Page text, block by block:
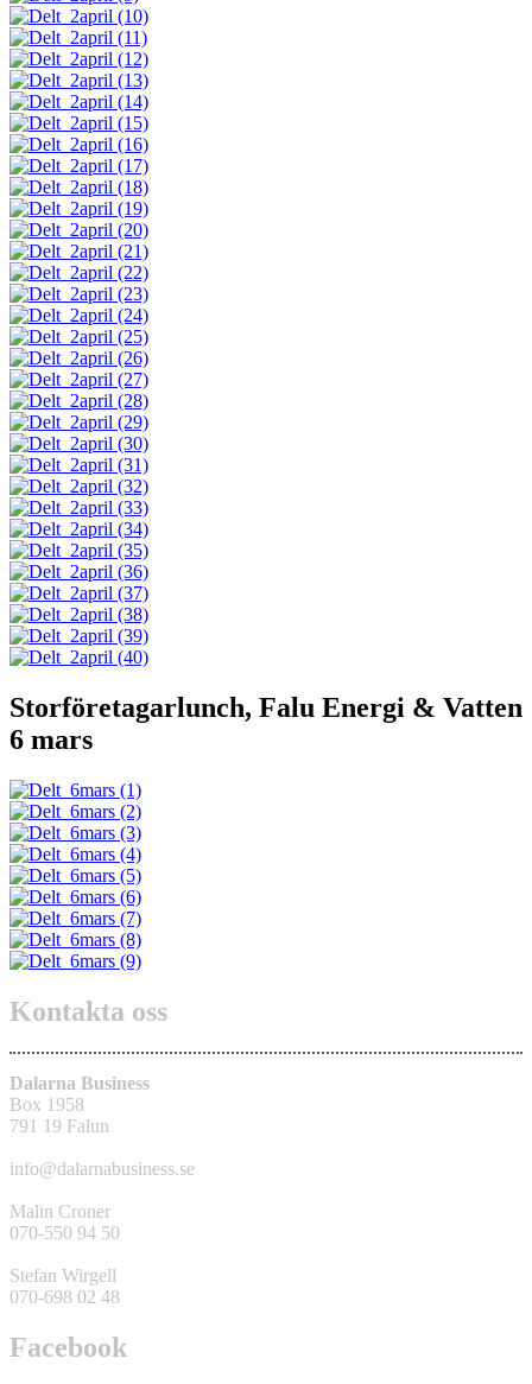
Storföretagarlunch, Falu Energi & Vatten
6 mars
Kontakta oss
Dalarna Business
Box 1958
791 19 Falun
info@dalarnabusiness.se
Malin Croner
070-550 94 50
Stefan Wirgell
070-698 02 48
Facebook